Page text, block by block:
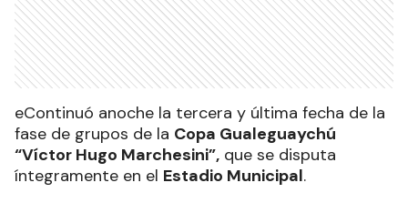
eContinuó anoche la tercera y última fecha de la
fase de grupos de la Copa Gualeguaychú
“Víctor Hugo Marchesini”, que se disputa
íntegramente en el Estadio Municipal.